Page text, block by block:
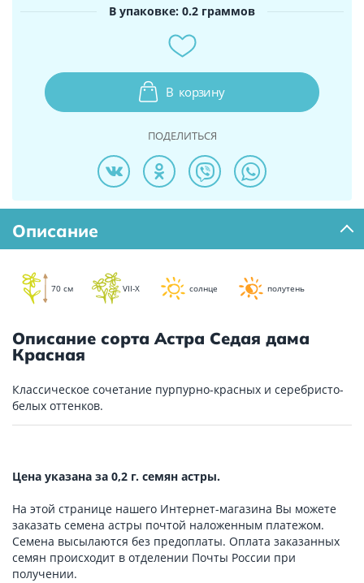
В упаковке: 0.2 граммов
В корзину
ПОДЕЛИТЬСЯ
Описание
70 см VII-X солнце полутень
Описание сорта Астра Седая дама
Красная
Классическое сочетание пурпурно-красных и серебристо-
белых оттенков.
Цена указана за 0,2 г. семян астры.
На этой странице нашего Интернет-магазина Вы можете
заказать семена астры почтой наложенным платежом.
Семена высылаются без предоплаты. Оплата заказанных
семян происходит в отделении Почты России при
получении.